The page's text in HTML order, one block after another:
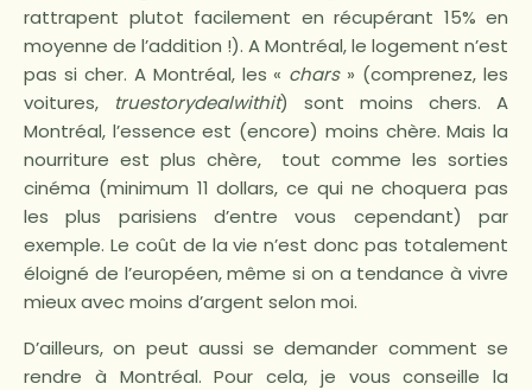
rattrapent plutot facilement en récupérant 15% en
moyenne de l’addition !). A Montréal, le logement n’est
pas si cher. A Montréal, les « chars» (comprenez, les
voitures, truestorydealwithit) sont moins chers. A
Montréal, l’essence est (encore) moins chère. Mais la
nourriture est plus chère, tout comme les sorties
cinéma (minimum 11 dollars, ce qui ne choquera pas
les plus parisiens d’entre vous cependant) par
exemple. Le coût de la vie n’est donc pas totalement
éloigné de l’européen, même si on a tendance à vivre
mieux avec moins d’argent selon moi.
D’ailleurs, on peut aussi se demander comment se
rendre à Montréal. Pour cela, je vous conseille la